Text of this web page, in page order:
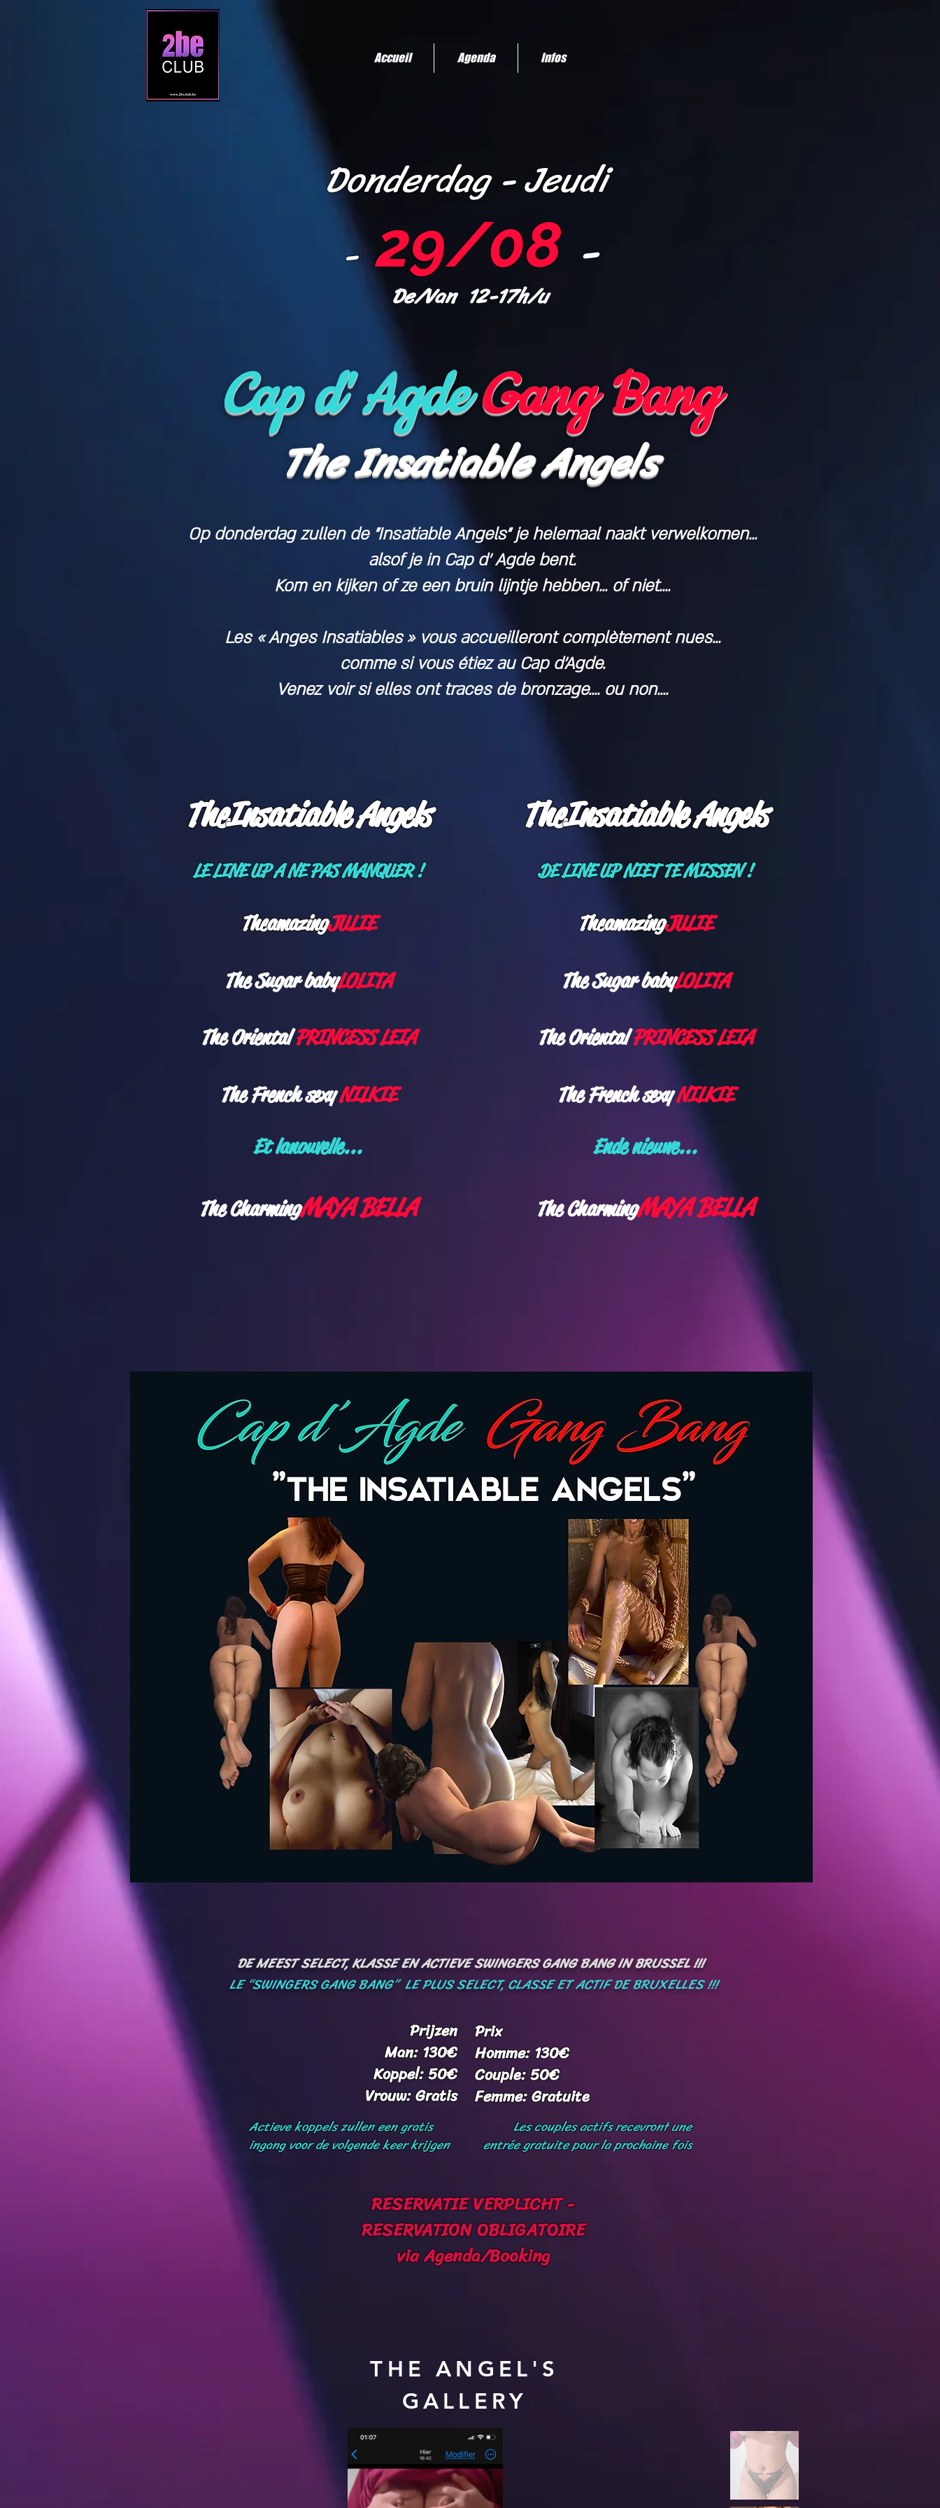
Accueil Agenda Infos
Donderdag - Jeudi
-29/08 -
Cap d' Agde Gang Bang
TheInsatiableAngels
Op donderdag zullen de "Insatiable Angels" je helemaal naakt verwelkomen...
alsof je in Cap d' Agde bent.
Kom en kijken of ze een bruin lijntje hebben... of niet....
Les « Anges Insatiables » vous accueilleront complètement nues...
comme si vous étiez au Cap d'Agde.
Venez voir si elles ont traces de bronzage.... ou non....
De/Van 12-17h/u
TheInsatiable Angels
LE LINE UP A NE PAS MANQUER !
TheamazingJULIE
​The Sugar babyLOLITA
The OrientalPRINCESS LEIA
The French sexyNILKIE
Et lanouvelle...
The CharmingMAYA BELLA
TheInsatiable Angels
DE LINE UP NIET TE MISSEN !
TheamazingJULIE
​The Sugar babyLOLITA
The OrientalPRINCESS LEIA
The French sexyNILKIE
Ende nieuwe...
The CharmingMAYA BELLA
DE MEEST SELECT, KLASSE EN ACTIEVE SWINGERS GANG BANG IN BRUSSEL !!!
LE “SWINGERS GANG BANG” LE PLUS SELECT, CLASSE ET ACTIF DE BRUXELLES !!!
Actieve koppels zullen een gratis
ingang voor de volgende keer krijgen
Prijzen
Man: 130€
Koppel: 50€
Vrouw: Gratis
Prix
Homme: 130€
Couple: 50€
Femme: Gratuite
Les couples actifs recevront une
entrée gratuite pour la prochaine fois
RESERVATIE VERPLICHT -
RESERVATION OBLIGATOIRE
via Agenda/Booking
THE ANGEL'S
GALLERY